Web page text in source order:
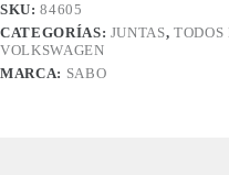
1.0L
8v
-
Gol
SKU:84605
CATEGORÍAS: JUNTAS,TODOS
VOLKSWAGEN
MARCA: SABO